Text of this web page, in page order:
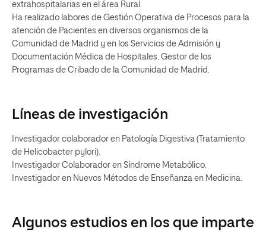
extrahospitalarias en el área Rural.
Ha realizado labores de Gestión Operativa de Procesos para la
atención de Pacientes en diversos organismos de la
Comunidad de Madrid y en los Servicios de Admisión y
Documentación Médica de Hospitales. Gestor de los
Programas de Cribado de la Comunidad de Madrid.
Líneas de investigación
Investigador colaborador en Patología Digestiva (Tratamiento
de Helicobacter pylori).
Investigador Colaborador en Síndrome Metabólico.
Investigador en Nuevos Métodos de Enseñanza en Medicina.
Algunos estudios en los que imparte